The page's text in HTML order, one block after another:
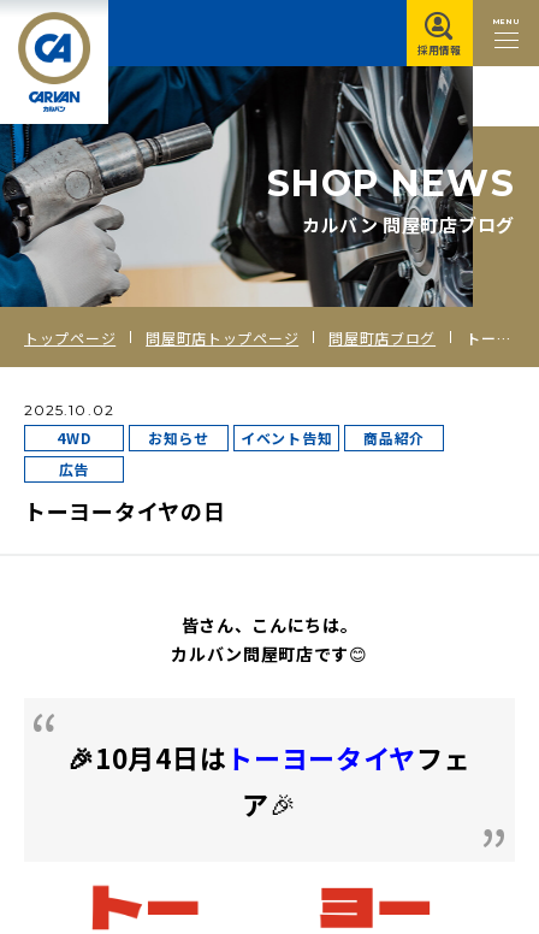
MENU
採用情報
SHOP NEWS
カルバン 問屋町店ブログ
トップページ 問屋町店トップページ 問屋町店ブログ トーヨータイヤの日
2025.10.02
4WD お知らせ イベント告知
商品紹介
広告
トーヨータイヤの日
皆さん、こんにちは。
カルバン問屋町店です😊
🎉10月4日は トーヨータイヤフェ
ア🎉